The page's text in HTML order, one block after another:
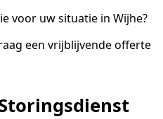
voor uw situatie in Wijhe?
een vrijblijvende offerte